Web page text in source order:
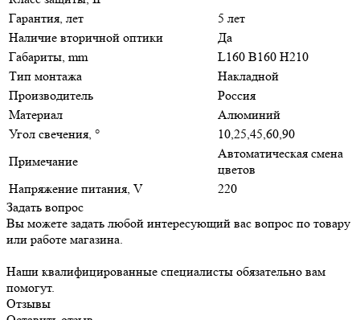
Гарантия, лет
5 лет
Наличие вторичной оптики
Да
Габариты, mm
L160 B160 H210
Тип монтажа
Накладной
Производитель
Россия
Материал
Алюминий
Угол свечения, °
10,25,45,60,90
Примечание
Автоматическая смена
цветов
Напряжение питания, V
220
Задать вопрос
Вы можете задать любой интересующий вас вопрос по товару
или работе магазина.
Наши квалифицированные специалисты обязательно вам
помогут.
Отзывы